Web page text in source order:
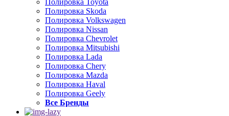
Полировка Toyota
Полировка Skoda
Полировка Volkswagen
Полировка Nissan
Полировка Chevrolet
Полировка Mitsubishi
Полировка Lada
Полировка Chery
Полировка Mazda
Полировка Haval
Полировка Geely
Все Бренды